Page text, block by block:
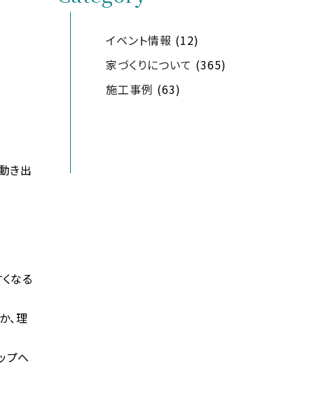
き出
なる
、理
プへ
イベント情報 (12)
家づくりについて (365)
施工事例 (63)